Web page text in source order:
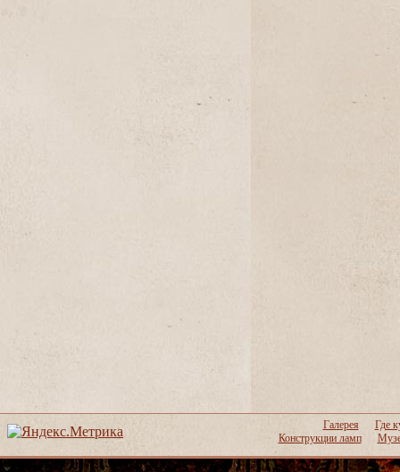
Галерея
Где
Конструкции ламп